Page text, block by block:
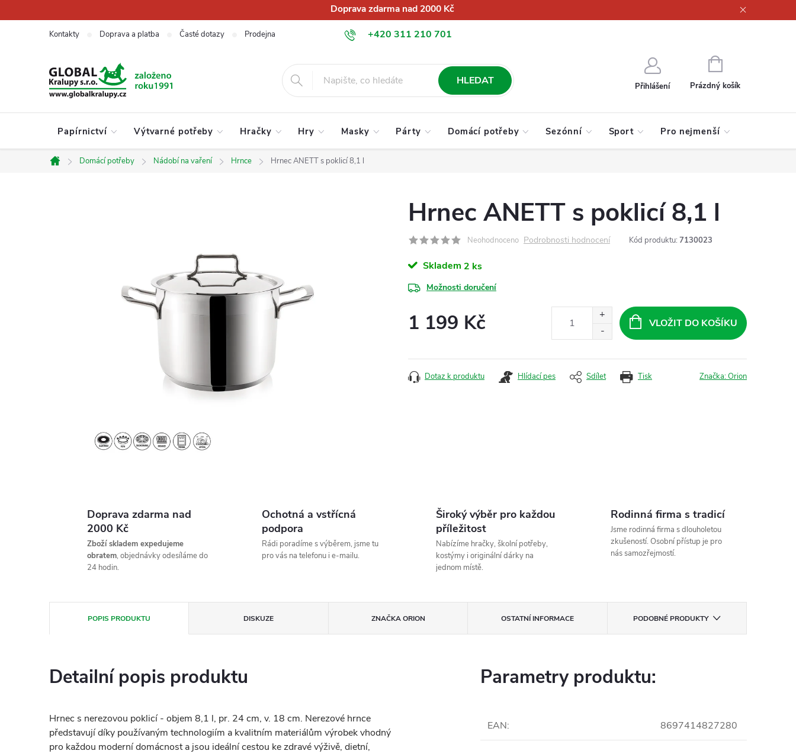
na
Doprava zdarma nad 2000 Kč
+420 311 210 701
info@globalkralupy.cz
Kontakty Doprava a platba Časté dotazy Prodejna Obchodní podmínky Podmínky ochrany osobních údajů
HLEDAT Přihlášení
NÁKUPNÍ
KOŠÍK
Prázdný košík
Papírnictví Výtvarné potřeby Hračky Hry Masky Párty Domácí potřeby Sezónní Sport Pro nejmenší
Domů
Domácí potřeby Nádobí na vaření Hrnce Hrnec ANETT s poklicí 8,1 l
Hrnec ANETT s poklicí 8,1 l
Neohodnoceno Podrobnosti hodnocení Kód produktu: 7130023
Skladem 2 ks
Možnosti doručení
1 199 Kč VLOŽIT DO KOŠÍKU
Tisk
Dotaz k produktu Hlídací pes Sdílet Značka:Orion
Doprava zdarma nad
2000 Kč
Zboží skladem expedujeme
obratem, objednávky odesíláme do
24 hodin.
Ochotná a vstřícná
podpora
Rádi poradíme s výběrem, jsme tu
pro vás na telefonu i e-mailu.
Široký výběr pro každou
příležitost
Nabízíme hračky, školní potřeby,
kostýmy i originální dárky na
jednom místě.
Rodinná firma s tradicí
Jsme rodinná firma s dlouholetou
zkušeností. Osobní přístup je pro
nás samozřejmostí.
POPIS PRODUKTU DISKUZE ZNAČKAORION OSTATNÍ INFORMACE PODOBNÉ PRODUKTY
Detailní popis produktu
Hrnec s nerezovou poklicí - objem 8,1 l, pr. 24 cm, v. 18 cm. Nerezové hrnce
představují díky používaným technologiím a kvalitním materiálům výrobek vhodný
pro každou moderní domácnost a jsou ideální cestou ke zdravé výživě, dietní,
Parametry produktu:
EAN: 8697414827280